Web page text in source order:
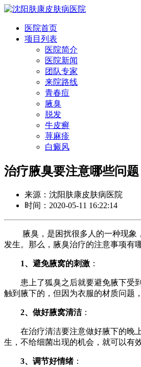
医院首页
项目列表
医院简介
医院新闻
团队专家
来院路线
青春痘
腋臭
脱发
牛皮癣
荨麻疹
白癜风
治疗腋臭要注意哪些问题
来源：沈阳肤康皮肤病医院
时间：2020-05-11 16:22:14
腋臭，是困扰很多人的一种现象，
发生。那么，腋臭治疗的注意事项有
1、避免腋窝的刺激 ：
患上了狐臭之后就要避免腋下受到
触到腋下的，但因为衣服的材质问题
2、做好腋窝清洁：
在治疗清洁要注意做好腋下的晚上
生，不给细菌出现的机会，就可以有
3、调节好情绪：